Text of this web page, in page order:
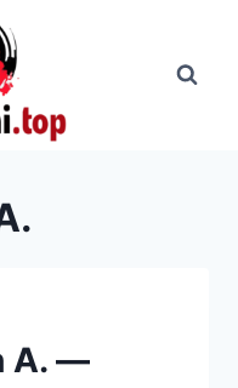
A. —